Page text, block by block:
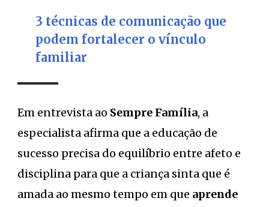
3 técnicas de comunicação que
podem fortalecer o vínculo
familiar
Em entrevista ao Sempre Família, a
especialista afirma que a educação de
sucesso precisa do equilíbrio entre afeto e
disciplina para que a criança sinta que é
amada ao mesmo tempo em que aprende